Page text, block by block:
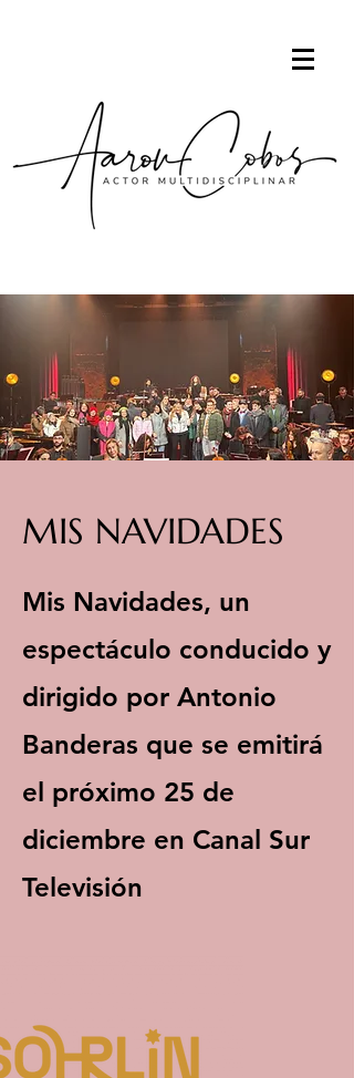
MIS NAVIDADES
Mis Navidades, un
espectáculo conducido y
dirigido por Antonio
Banderas que se emitirá
el próximo 25 de
diciembre en Canal Sur
Televisión